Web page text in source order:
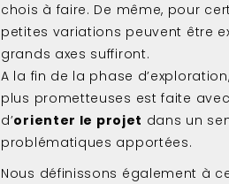
chois à faire. De même, pour
petites variations peuvent être
grands axes suffiront.
A la fin de la phase
plus prometteuses est faite
d’orienter le projet dans un
problématiques apportées.
Nous définissons également à